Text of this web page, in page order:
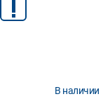
В наличии